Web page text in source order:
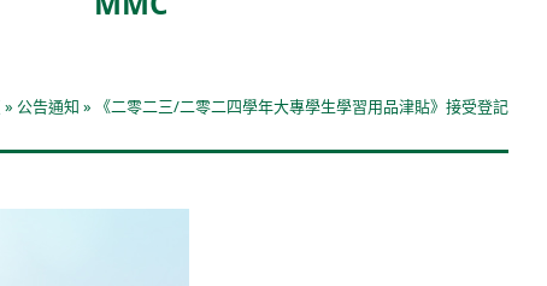
» 公告通知 » 《二零二三/二零二四學年大專學生學習用品津貼》接受登記